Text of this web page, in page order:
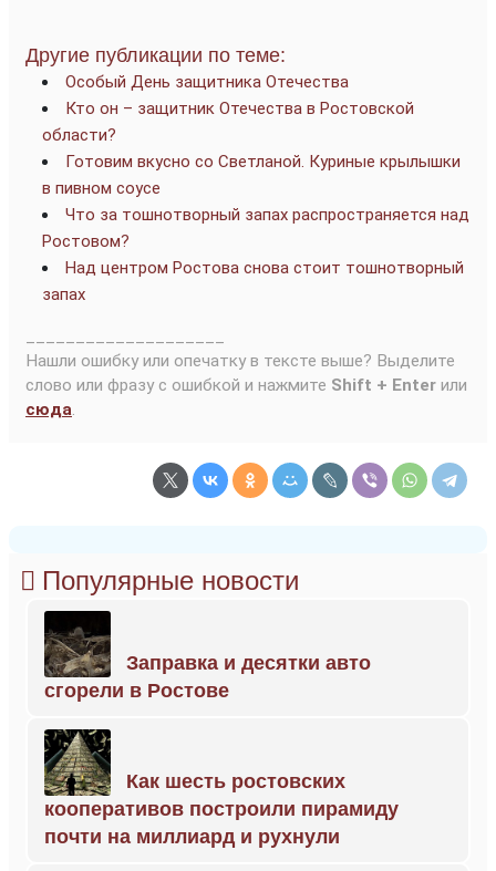
Другие публикации по теме:
Особый День защитника Отечества
Кто он – защитник Отечества в Ростовской
области?
Готовим вкусно со Светланой. Куриные крылышки
в пивном соусе
Что за тошнотворный запах распространяется над
Ростовом?
Над центром Ростова снова стоит тошнотворный
запах
Нашли ошибку или опечатку в тексте выше? Выделите
слово или фразу с ошибкой и нажмите Shift + Enter или
сюда.
Популярные новости
Заправка и десятки авто
сгорели в Ростове
Как шесть ростовских
кооперативов построили пирамиду
почти на миллиард и рухнули